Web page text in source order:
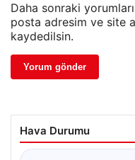
Daha sonraki
posta adresim ve site
kaydedilsin.
Hava Durumu